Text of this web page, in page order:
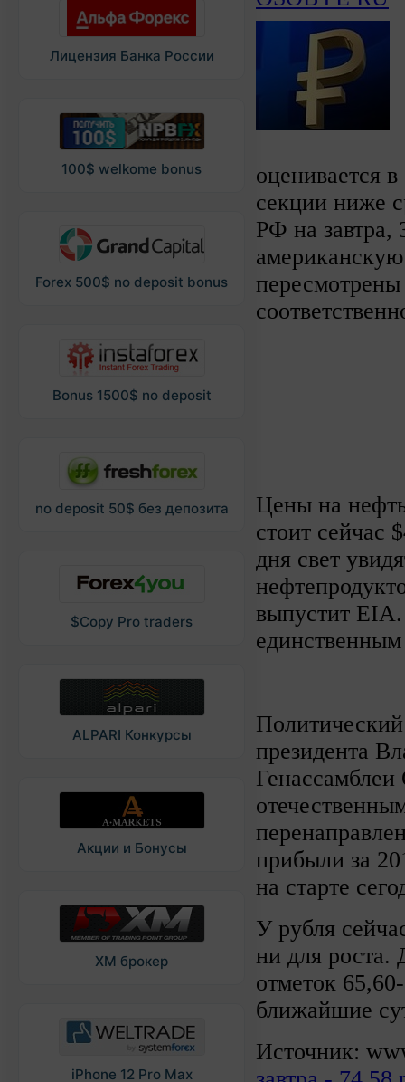
Лицензия Банка России
100$ welkome bonus
Forex 500$ no deposit bonus
Bonus 1500$ no deposit
no deposit 50$ без депозита
$Copy Pro traders
ALPARI Конкурсы
Акции и Бонусы
XM брокер
iPhone 12 Pro Max
оценивается
секции ниже
РФ на завтра,
Цены на
стоит сейчас
дня свет
выпустит
президента
прибыли за
на старте
У рубля
ни для роста.
отметок
ближайшие
Источник: